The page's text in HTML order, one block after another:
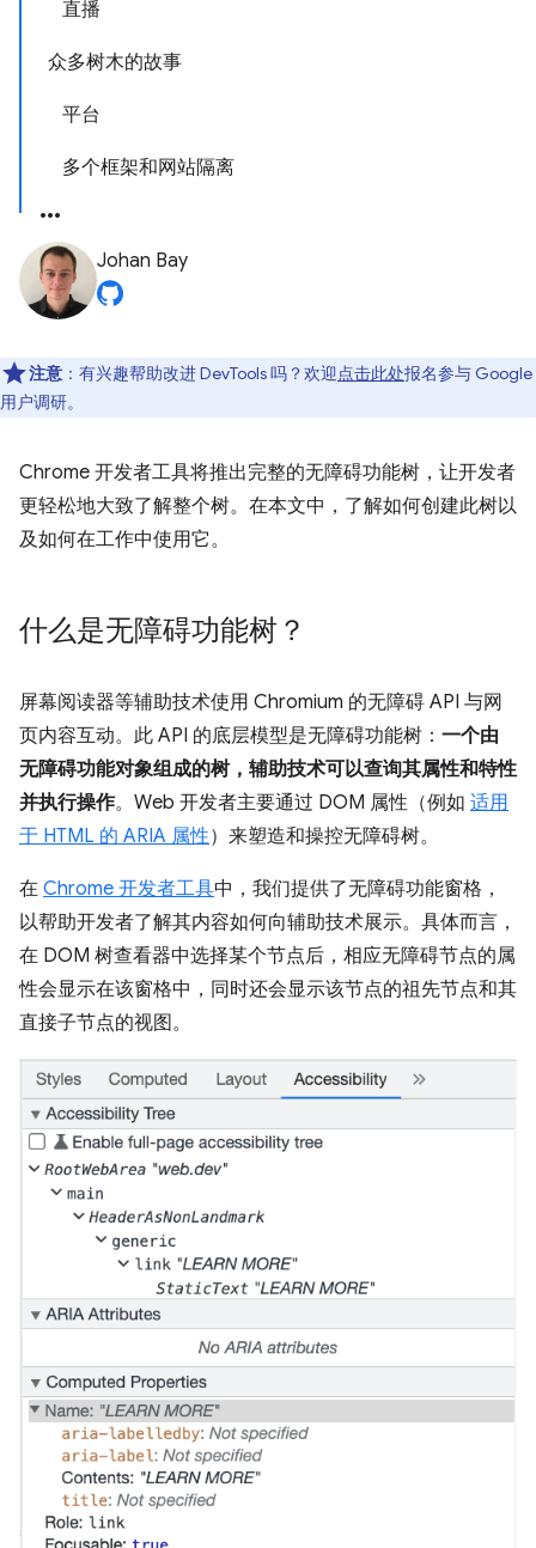
直播
众多树木的故事
平台
多个框架和网站隔离
Johan Bay
注意 ：有兴趣帮助改进 DevTools 吗？欢迎点击此处报名参与 Google
用户调研。
Chrome 开发者工具将推出完整的无障碍功能树，让开发者
更轻松地大致了解整个树。在本文中，了解如何创建此树以
及如何在工作中使用它。
什么是无障碍功能树？
屏幕阅读器等辅助技术使用 Chromium 的无障碍 API 与网
页内容互动。此 API 的底层模型是无障碍功能树： 一个由
无障碍功能对象组成的树，辅助技术可以查询其属性和特性
并执行操作。Web 开发者主要通过 DOM 属性（例如 适用
于 HTML 的 ARIA 属性）来塑造和操控无障碍树。
在 Chrome 开发者工具中，我们提供了无障碍功能窗格，
以帮助开发者了解其内容如何向辅助技术展示。具体而言，
在 DOM 树查看器中选择某个节点后，相应无障碍节点的属
性会显示在该窗格中，同时还会显示该节点的祖先节点和其
直接子节点的视图。